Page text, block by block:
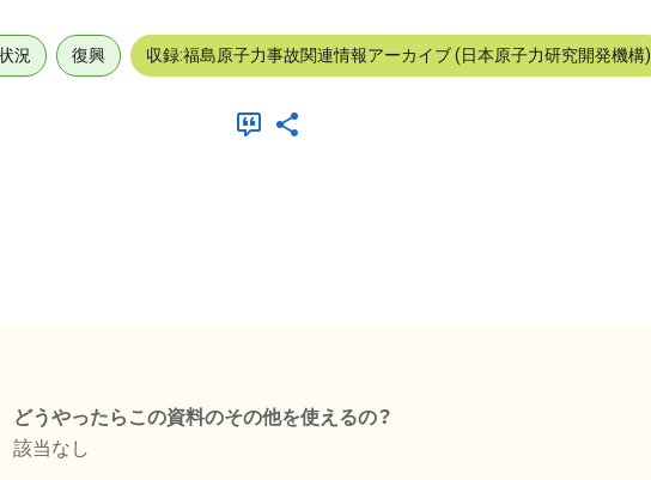
況 復興 収録:福島原子力事故関連情報アーカイブ (日本原子力研究開発機構)
どうやったらこの資料のその他を使えるの？
該当なし